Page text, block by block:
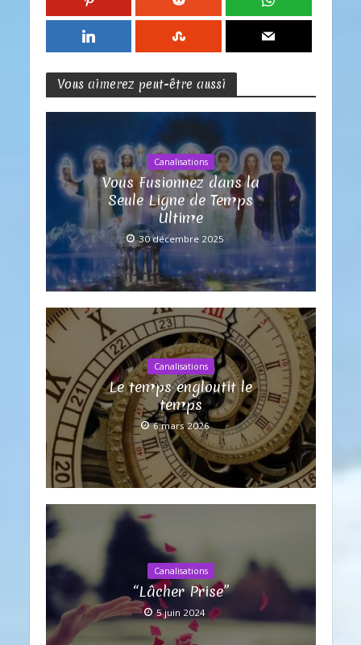
Vous aimerez peut-être aussi
Canalisations
Vous Fusionnez dans la
Seule Ligne de Temps
Ultime
30 décembre 2025
Canalisations
Le temps engloutit le
temps
6 mars 2026
Canalisations
“Lâcher Prise”
5 juin 2024